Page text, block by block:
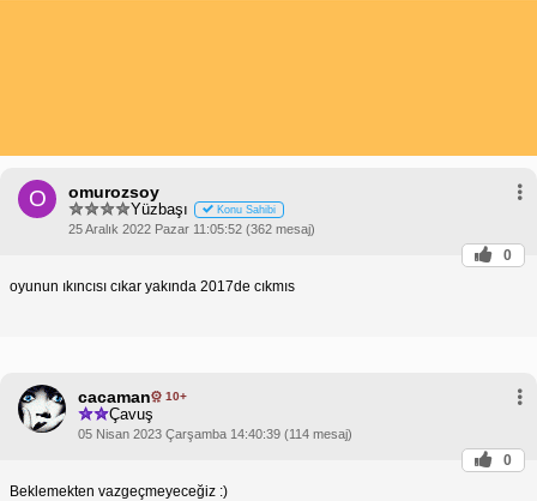
O omurozsoy
Yüzbaşı Konu Sahibi
25 Aralık 2022 Pazar 11:05:52 (362 mesaj)
0
oyunun ıkıncısı cıkar yakında 2017de cıkmıs
cacaman 10+
Çavuş
05 Nisan 2023 Çarşamba 14:40:39 (114 mesaj)
0
Beklemekten vazgeçmeyeceğiz :)